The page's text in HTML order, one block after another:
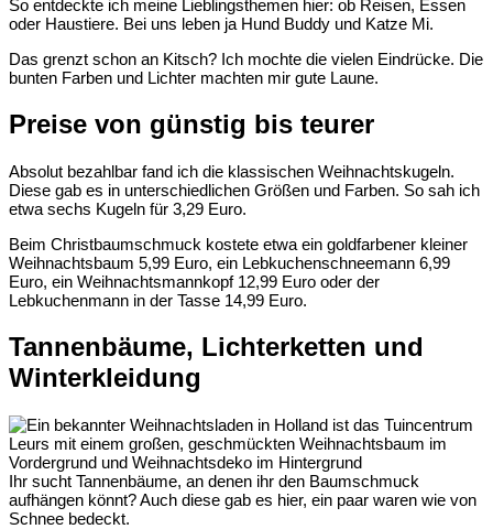
So entdeckte ich meine Lieblingsthemen hier: ob Reisen, Essen
oder Haustiere. Bei uns leben ja Hund Buddy und Katze Mi.
Das grenzt schon an Kitsch? Ich mochte die vielen Eindrücke. Die
bunten Farben und Lichter machten mir gute Laune.
Preise von günstig bis teurer
Absolut bezahlbar fand ich die klassischen Weihnachtskugeln.
Diese gab es in unterschiedlichen Größen und Farben. So sah ich
etwa sechs Kugeln für 3,29 Euro.
Beim Christbaumschmuck kostete etwa ein goldfarbener kleiner
Weihnachtsbaum 5,99 Euro, ein Lebkuchenschneemann 6,99
Euro, ein Weihnachtsmannkopf 12,99 Euro oder der
Lebkuchenmann in der Tasse 14,99 Euro.
Tannenbäume, Lichterketten und
Winterkleidung
Ihr sucht Tannenbäume, an denen ihr den Baumschmuck
aufhängen könnt? Auch diese gab es hier, ein paar waren wie von
Schnee bedeckt.